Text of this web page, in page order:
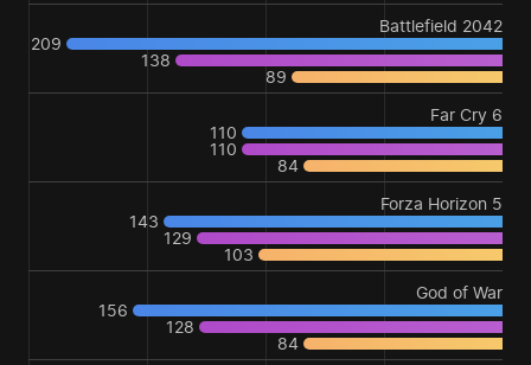
Battlefield 2042
209
138
89
Far Cry 6
110
110
84
Forza Horizon 5
143
129
103
God of War
156
128
84